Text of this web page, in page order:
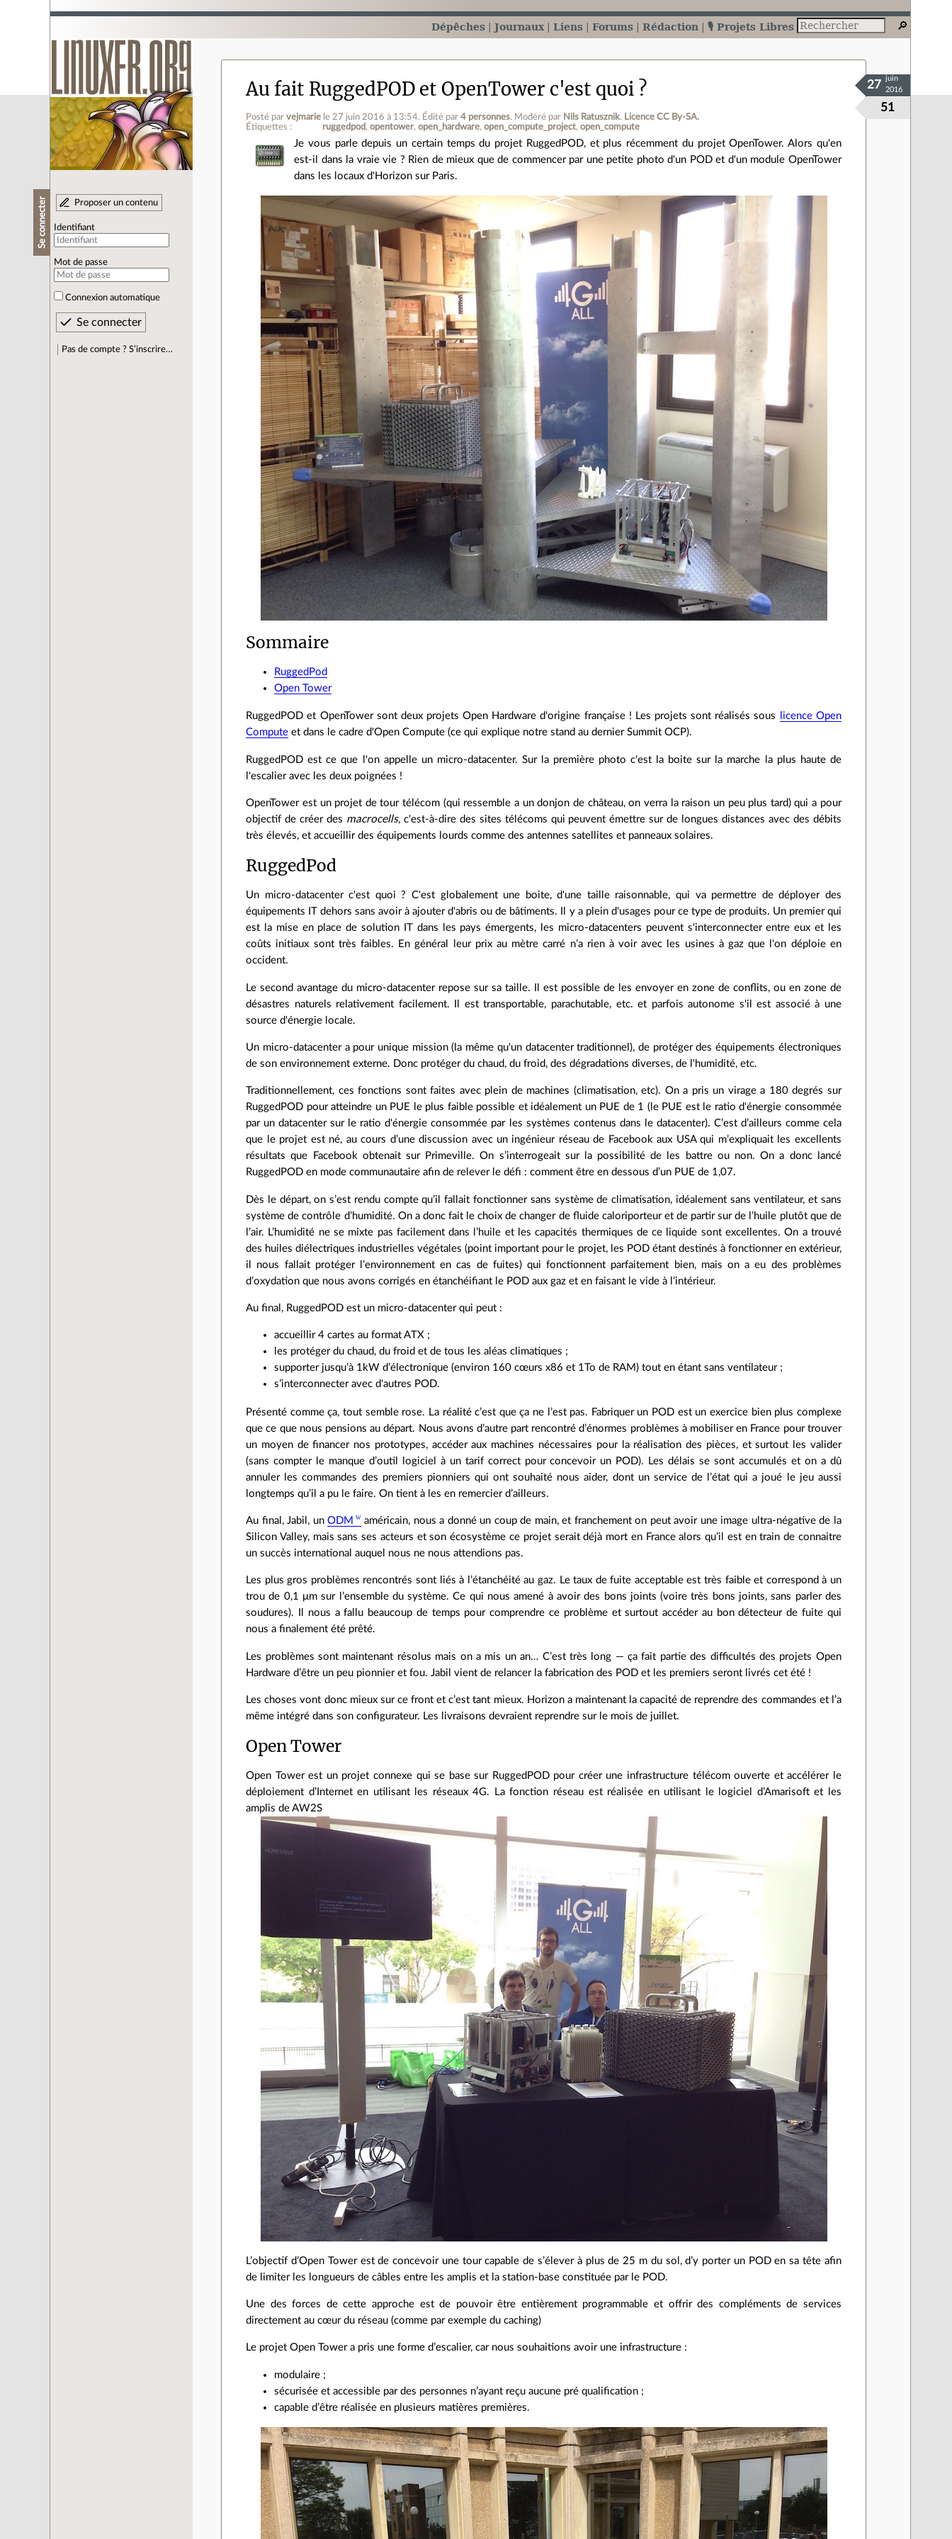
Dépêches Journaux Liens Forums Rédaction 🎙️ Projets Libres
Se connecter Proposer un contenu
Identifiant
Mot de passe
Connexion automatique
Pas de compte ? S’inscrire…
Au fait RuggedPOD et OpenTower c'est quoi ?
Posté parvejmarie le 27 juin 2016 à 13:54. Édité par4 personnes. Modéré par Nils Ratusznik. Licence CC By‑SA.
Étiquettes :
ruggedpod opentower open_hardware open_compute_project open_compute
51
27
juin
2016
Je vous parle depuis un certain temps du projet RuggedPOD, et plus récemment du projet OpenTower. Alors qu'en
est-il dans la vraie vie ? Rien de mieux que de commencer par une petite photo d'un POD et d'un module OpenTower
dans les locaux d'Horizon sur Paris.
Sommaire
RuggedPod
Open Tower
RuggedPOD et OpenTower sont deux projets Open Hardware d'origine française ! Les projets sont réalisés sous
licence Open
Compute et dans le cadre d'Open Compute (ce qui explique notre stand au dernier Summit OCP).
RuggedPOD est ce que l'on appelle un micro-datacenter. Sur la première photo c'est la boite sur la marche la plus haute de
l'escalier avec les deux poignées !
OpenTower est un projet de tour télécom (qui ressemble a un donjon de château, on verra la raison un peu plus tard) qui a pour
objectif de créer des macrocells, c'est-à-dire des sites télécoms qui peuvent émettre sur de longues distances avec des débits
très élevés, et accueillir des équipements lourds comme des antennes satellites et panneaux solaires.
RuggedPod
Un micro-datacenter c'est quoi ? C'est globalement une boite, d'une taille raisonnable, qui va permettre de déployer des
équipements IT dehors sans avoir à ajouter d'abris ou de bâtiments. Il y a plein d'usages pour ce type de produits. Un premier qui
est la mise en place de solution IT dans les pays émergents, les micro-datacenters peuvent s'interconnecter entre eux et les
coûts initiaux sont très faibles. En général leur prix au mètre carré n’a rien à voir avec les usines à gaz que l'on déploie en
occident.
Le second avantage du micro-datacenter repose sur sa taille. Il est possible de les envoyer en zone de conflits, ou en zone de
désastres naturels relativement facilement. Il est transportable, parachutable, etc. et parfois autonome s'il est associé à une
source d'énergie locale.
Un micro-datacenter a pour unique mission (la même qu'un datacenter traditionnel), de protéger des équipements électroniques
de son environnement externe. Donc protéger du chaud, du froid, des dégradations diverses, de l'humidité, etc.
Traditionnellement, ces fonctions sont faites avec plein de machines (climatisation, etc). On a pris un virage a 180 degrés sur
RuggedPOD pour atteindre un PUE le plus faible possible et idéalement un PUE de 1 (le PUE est le ratio d'énergie consommée
par un datacenter sur le ratio d'énergie consommée par les systèmes contenus dans le datacenter). C’est d’ailleurs comme cela
que le projet est né, au cours d’une discussion avec un ingénieur réseau de Facebook aux USA qui m’expliquait les excellents
résultats que Facebook obtenait sur Primeville. On s’interrogeait sur la possibilité de les battre ou non. On a donc lancé
RuggedPOD en mode communautaire afin de relever le défi : comment être en dessous d’un PUE de 1,07.
Dès le départ, on s’est rendu compte qu’il fallait fonctionner sans système de climatisation, idéalement sans ventilateur, et sans
système de contrôle d’humidité. On a donc fait le choix de changer de fluide caloriporteur et de partir sur de l’huile plutôt que de
l’air. L’humidité ne se mixte pas facilement dans l’huile et les capacités thermiques de ce liquide sont excellentes. On a trouvé
des huiles diélectriques industrielles végétales (point important pour le projet, les POD étant destinés à fonctionner en extérieur,
il nous fallait protéger l’environnement en cas de fuites) qui fonctionnent parfaitement bien, mais on a eu des problèmes
d’oxydation que nous avons corrigés en étanchéifiant le POD aux gaz et en faisant le vide à l’intérieur.
Au final, RuggedPOD est un micro-datacenter qui peut :
accueillir 4 cartes au format ATX ;
les protéger du chaud, du froid et de tous les aléas climatiques ;
supporter jusqu’à 1kW d’électronique (environ 160 cœurs x86 et 1To de RAM) tout en étant sans ventilateur ;
s’interconnecter avec d'autres POD.
Présenté comme ça, tout semble rose. La réalité c’est que ça ne l’est pas. Fabriquer un POD est un exercice bien plus complexe
que ce que nous pensions au départ. Nous avons d’autre part rencontré d’énormes problèmes à mobiliser en France pour trouver
un moyen de financer nos prototypes, accéder aux machines nécessaires pour la réalisation des pièces, et surtout les valider
(sans compter le manque d’outil logiciel à un tarif correct pour concevoir un POD). Les délais se sont accumulés et on a dû
annuler les commandes des premiers pionniers qui ont souhaité nous aider, dont un service de l’état qui a joué le jeu aussi
longtemps qu’il a pu le faire. On tient à les en remercier d’ailleurs.
Au final, Jabil, unODM
américain, nous a donné un coup de main, et franchement on peut avoir une image ultra-négative de la
Silicon Valley, mais sans ses acteurs et son écosystème ce projet serait déjà mort en France alors qu’il est en train de connaitre
un succès international auquel nous ne nous attendions pas.
Les plus gros problèmes rencontrés sont liés à l’étanchéité au gaz. Le taux de fuite acceptable est très faible et correspond à un
trou de 0,1 μm sur l’ensemble du système. Ce qui nous amené à avoir des bons joints (voire très bons joints, sans parler des
soudures). Il nous a fallu beaucoup de temps pour comprendre ce problème et surtout accéder au bon détecteur de fuite qui
nous a finalement été prêté.
Les problèmes sont maintenant résolus mais on a mis un an… C’est très long — ça fait partie des difficultés des projets Open
Hardware d’être un peu pionnier et fou. Jabil vient de relancer la fabrication des POD et les premiers seront livrés cet été !
Les choses vont donc mieux sur ce front et c’est tant mieux. Horizon a maintenant la capacité de reprendre des commandes et l’a
même intégré dans son configurateur. Les livraisons devraient reprendre sur le mois de juillet.
Open Tower
Open Tower est un projet connexe qui se base sur RuggedPOD pour créer une infrastructure télécom ouverte et accélérer le
déploiement d’Internet en utilisant les réseaux 4G. La fonction réseau est réalisée en utilisant le logiciel d’Amarisoft et les
amplis de AW2S
L’objectif d’Open Tower est de concevoir une tour capable de s’élever à plus de 25 m du sol, d’y porter un POD en sa tête afin
de limiter les longueurs de câbles entre les amplis et la station-base constituée par le POD.
Une des forces de cette approche est de pouvoir être entièrement programmable et offrir des compléments de services
directement au cœur du réseau (comme par exemple du caching)
Le projet Open Tower a pris une forme d’escalier, car nous souhaitions avoir une infrastructure :
modulaire ;
sécurisée et accessible par des personnes n’ayant reçu aucune pré qualification ;
capable d’être réalisée en plusieurs matières premières.